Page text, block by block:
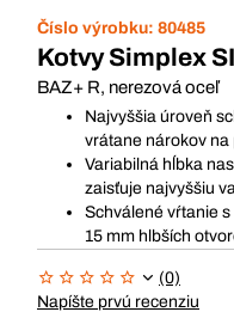
Číslo výrobku: 80485
Kotvy Simplex
BAZ+ R, nerezová oceľ
Najvyššia úroveň
vrátane nárokov
Variabilná hĺbka
zaisťuje najvyššiu
Schválené vŕtanie
15 mm hlbších
(0)
Napíšte prvú recenziu